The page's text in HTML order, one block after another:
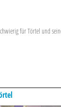
für Törtel und